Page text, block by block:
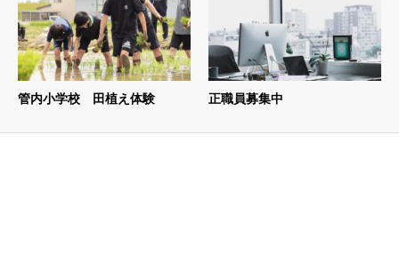
管内小学校 田植え体験 正職員募集中